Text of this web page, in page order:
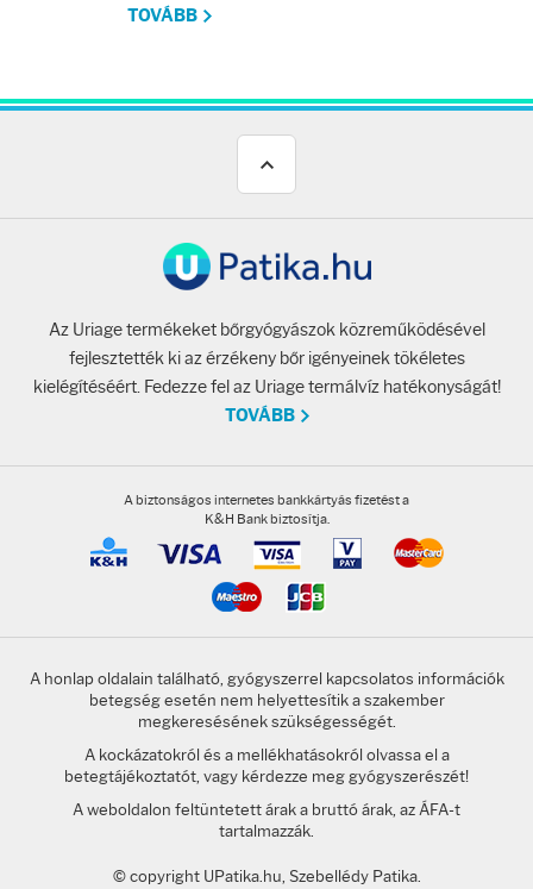
TOVÁBB
Az Uriage termékeket bőrgyógyászok közreműködésével
fejlesztették ki az érzékeny bőr igényeinek tökéletes
kielégítéséért. Fedezze fel az Uriage termálvíz hatékonyságát!
TOVÁBB
A biztonságos internetes bankkártyás fizetést a
K&H Bank biztosítja.
A honlap oldalain található, gyógyszerrel kapcsolatos információk
betegség esetén nem helyettesítik a szakember
megkeresésének szükségességét.
A kockázatokról és a mellékhatásokról olvassa el a
betegtájékoztatót, vagy kérdezze meg gyógyszerészét!
A weboldalon feltüntetett árak a bruttó árak, az ÁFA-t
tartalmazzák.
© copyright UPatika.hu, Szebellédy Patika.